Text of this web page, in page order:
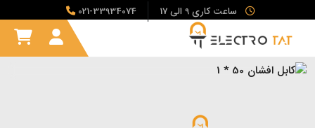
ساعت کاری 9 الی 17 021-33934074